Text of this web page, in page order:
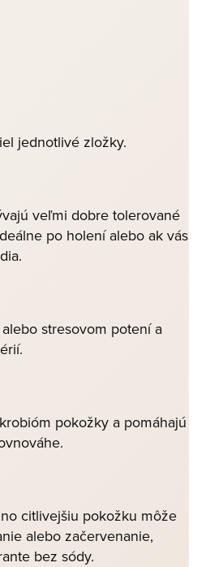
jednotlivé zložky.
veľmi dobre tolerované
po holení alebo ak vás
stresovom potení a
pokožky a pomáhajú
citlivejšiu pokožku môže
alebo začervenanie,
bez sódy.